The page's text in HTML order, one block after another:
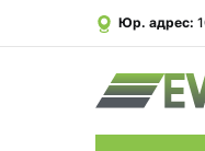
Юр. адрес: